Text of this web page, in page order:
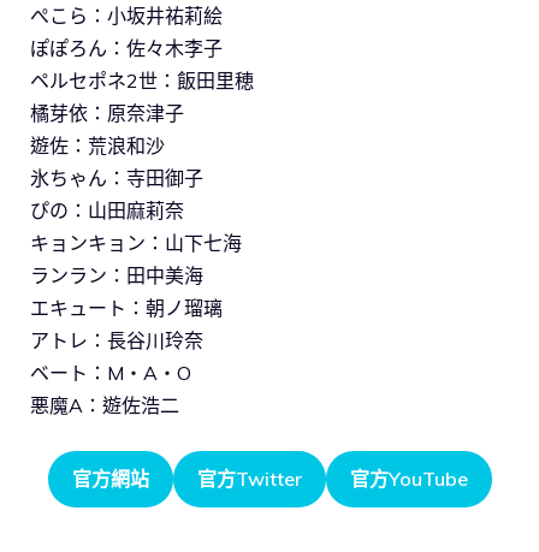
ぺこら：小坂井祐莉絵
ぽぽろん：佐々木李子
ペルセポネ2世：飯田里穂
橘芽依：原奈津子
遊佐：荒浪和沙
氷ちゃん：寺田御子
ぴの：山田麻莉奈
キョンキョン：山下七海
ランラン：田中美海
エキュート：朝ノ瑠璃
アトレ：長谷川玲奈
ベート：M・A・O
悪魔A：遊佐浩二
官方網站 官方Twitter 官方YouTube